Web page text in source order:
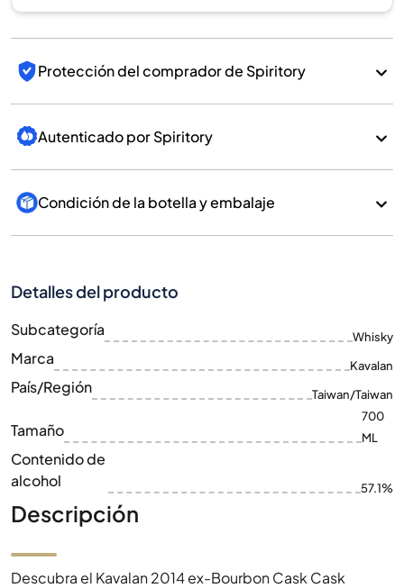
Protección del comprador de Spiritory
Autenticado por Spiritory
Condición de la botella y embalaje
Detalles del producto
Subcategoría Whisky
Marca Kavalan
País/Región Taiwan/Taiwan
Tamaño
700
ML
Contenido de
alcohol
57.1%
Descripción
Descubra el Kavalan 2014 ex-Bourbon Cask Cask